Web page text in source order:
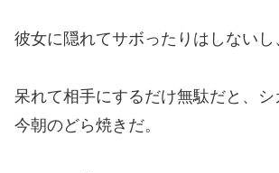
彼女に隠れてサボったりはしないし
呆れて相手にするだけ無駄だと、シ
今朝のどら焼きだ。